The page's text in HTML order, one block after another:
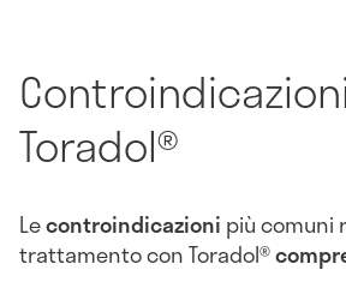
Toradol®
Lecontroindicazioni più comuni
trattamento con Toradol®